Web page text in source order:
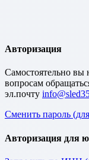
Авторизация
Cамостоятельно вы
вопросам
эл.почту
Сменить пароль
Авторизация для